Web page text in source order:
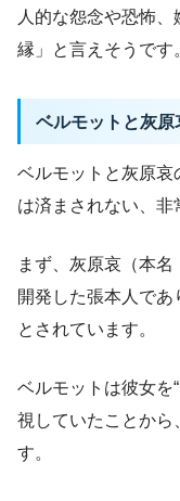
人的な怨念や恐怖
縁」と言えそうです
ベルモットと灰原
ベルモットと灰原哀
は済まされない、非
まず、灰原哀（本
開発した張本人で
とされています。
ベルモットは彼女を
視していたことから
す。